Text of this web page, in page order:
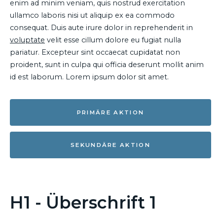
enim ad minim veniam, quis nostrud exercitation
ullamco laboris nisi ut aliquip ex ea commodo
consequat. Duis aute irure dolor in reprehenderit in
voluptate velit esse cillum dolore eu fugiat nulla
pariatur. Excepteur sint occaecat cupidatat non
proident, sunt in culpa qui officia deserunt mollit anim
id est laborum. Lorem ipsum dolor sit amet.
PRIMÄRE AKTION
SEKUNDÄRE AKTION
H1 - Überschrift 1